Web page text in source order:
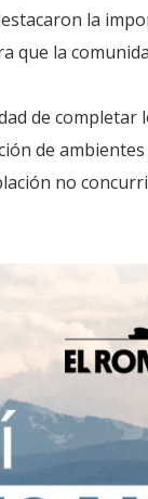
la
que la
de
de
no